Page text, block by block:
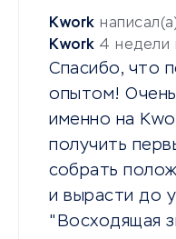
Kwork
Kwork 4 недели
Спасибо, что
опытом!
именно на
получить
собрать
и вырасти до
"Восходящая